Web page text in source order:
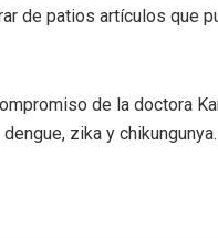
de patios artículos que
de la doctora
zika y chikungunya.